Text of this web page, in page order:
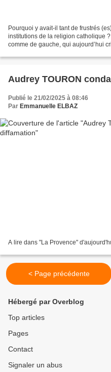
Pourquoi y avait-il tant de frustrés
institutions de la religion catholique
comme de gauche, qui aujourd’hui
Audrey TOURON
Publié le 21/02/2025 à 08:46
Par Emmanuelle ELBAZ
A lire dans "La Provence"
< Page précédente
Hébergé par Overblog
Top articles
Pages
Contact
Signaler un abus